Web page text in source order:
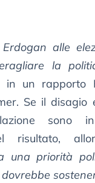
alle
la
un rapporto
Se il disagio
sono
risultato,
una priorità